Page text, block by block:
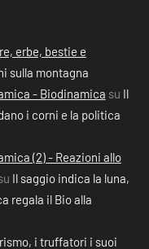
erbe, bestie e
sulla montagna
- Biodinamica su Il
i corni e la politica
(2) - Reazioni allo
Il saggio indica la luna,
regala il Bio alla
i truffatori i suoi